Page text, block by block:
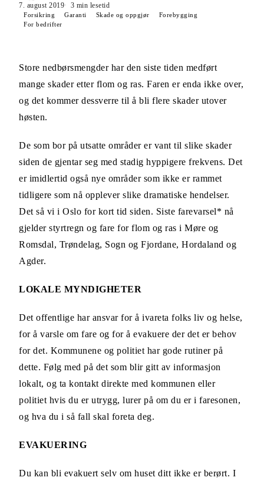
7. august 2019
3 min lesetid
Forsikring Garanti Skade og oppgjør
Forebygging
For bedrifter
Store nedbørsmengder har den siste tiden medført
mange skader etter flom og ras. Faren er enda ikke over,
og det kommer dessverre til å bli flere skader utover
høsten.
De som bor på utsatte områder er vant til slike skader
siden de gjentar seg med stadig hyppigere frekvens. Det
er imidlertid også nye områder som ikke er rammet
tidligere som nå opplever slike dramatiske hendelser.
Det så vi i Oslo for kort tid siden. Siste farevarsel* nå
gjelder styrtregn og fare for flom og ras i Møre og
Romsdal, Trøndelag, Sogn og Fjordane, Hordaland og
Agder.
LOKALE MYNDIGHETER
Det offentlige har ansvar for å ivareta folks liv og helse,
for å varsle om fare og for å evakuere der det er behov
for det. Kommunene og politiet har gode rutiner på
dette. Følg med på det som blir gitt av informasjon
lokalt, og ta kontakt direkte med kommunen eller
politiet hvis du er utrygg, lurer på om du er i faresonen,
og hva du i så fall skal foreta deg.
EVAKUERING
Du kan bli evakuert selv om huset ditt ikke er berørt. I